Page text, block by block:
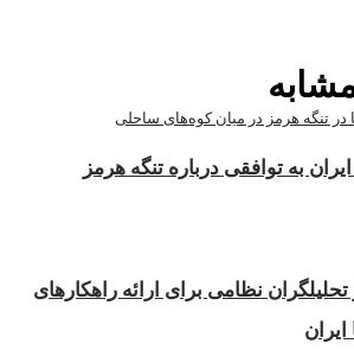
به توافقی درباره تنگه هرمز
نظامی برای ارائه راهکارهای